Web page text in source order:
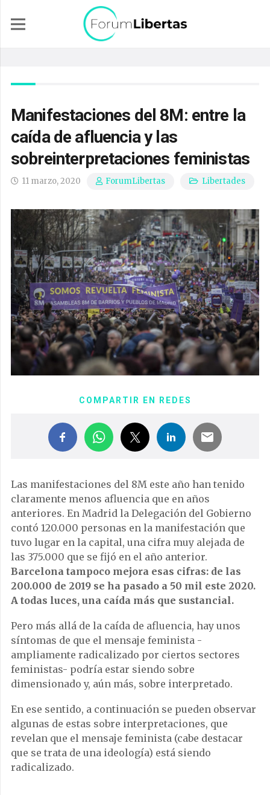
Manifestaciones del 8M: entre la
caída de afluencia y las
sobreinterpretaciones feministas
11 marzo, 2020 ForumLibertas Libertades
COMPARTIR EN REDES
Las manifestaciones del 8M este año han tenido
claramente menos afluencia que en años
anteriores. En Madrid la Delegación del Gobierno
contó 120.000 personas en la manifestación que
tuvo lugar en la capital, una cifra muy alejada de
las 375.000 que se fijó en el año anterior.
Barcelona tampoco mejora esas cifras: de las
200.000 de 2019 se ha pasado a 50 mil este 2020.
A todas luces, una caída más que sustancial.
Pero más allá de la caída de afluencia, hay unos
síntomas de que el mensaje feminista -
ampliamente radicalizado por ciertos sectores
feministas- podría estar siendo sobre
dimensionado y, aún más, sobre interpretado.
En ese sentido, a continuación se pueden observar
algunas de estas sobre interpretaciones, que
revelan que el mensaje feminista (cabe destacar
que se trata de una ideología) está siendo
radicalizado.